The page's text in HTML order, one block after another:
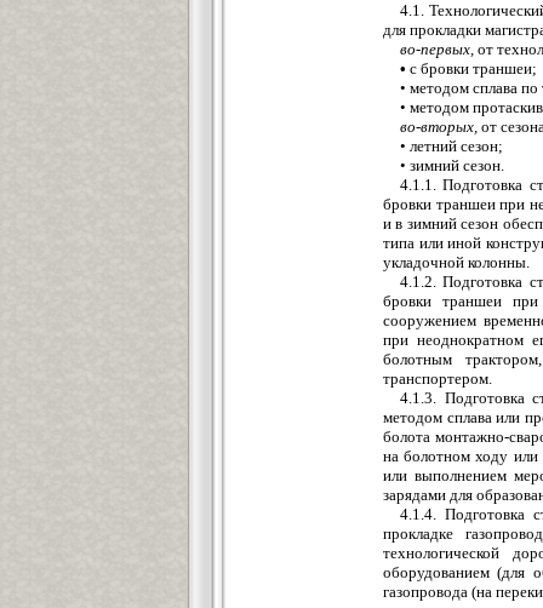
4.1.
для прокладки
во-первых, от
• с бровки траншеи;
• методом сплава
• методом
во-вторых, от
• летний сезон;
• зимний сезон.
4.1.1. Подготовка
бровки траншеи при
и в зимний сезон
типа или иной
укладочной колонны.
4.1.2. Подготовка
бровки траншеи при
сооружением
при неоднократном
болотным
транспортером.
4.1.3. Подготовка
методом сплава или
болота монтажно-
на болотном ходу или
или выполнением
зарядами для
4.1.4. Подготовка
прокладке
технологической
оборудованием (для
газопровода (на